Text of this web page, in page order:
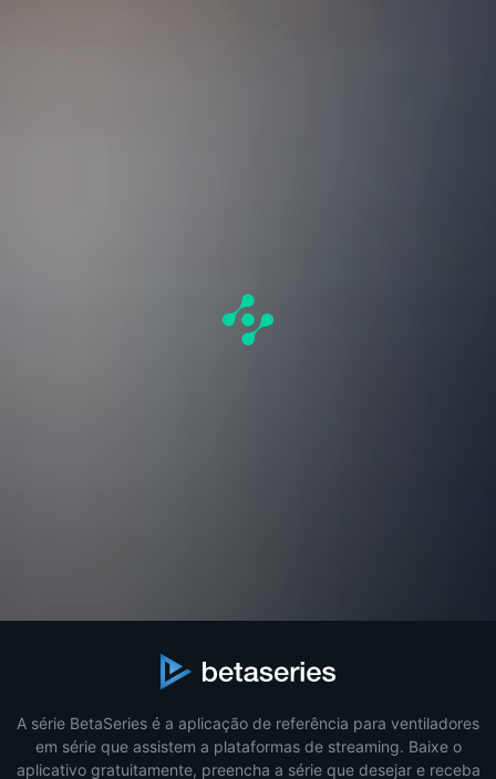
A série BetaSeries é a aplicação de referência para ventiladores
em série que assistem a plataformas de streaming. Baixe o
aplicativo gratuitamente, preencha a série que desejar e receba